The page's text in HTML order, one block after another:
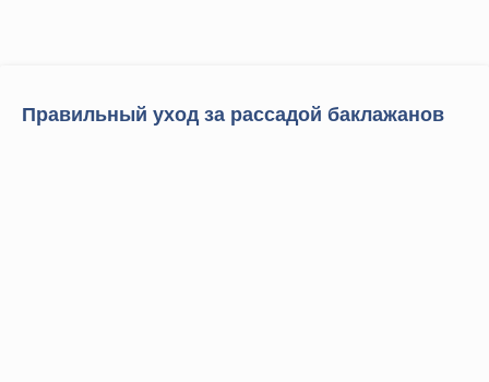
Правильный уход за рассадой баклажанов